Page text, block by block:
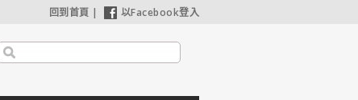
回到首頁 | 以Facebook登入